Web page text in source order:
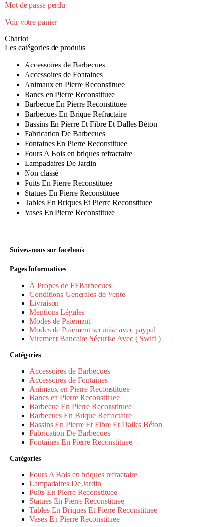
Mot de passe perdu
Voir votre panier
Chariot
Les catégories de produits
Accessoires de Barbecues
Accessoires de Fontaines
Animaux en Pierre Reconstituee
Bancs en Pierre Reconstituee
Barbecue En Pierre Reconstituee
Barbecues En Brique Refractaire
Bassins En Pierre Et Fibre Et Dalles Béton
Fabrication De Barbecues
Fontaines En Pierre Reconstituee
Fours A Bois en briques refractaire
Lampadaires De Jardin
Non classé
Puits En Pierre Reconstituee
Statues En Pierre Reconstituee
Tables En Briques Et Pierre Reconstituee
Vases En Pierre Reconstituee
Suivez-nous sur facebook
Pages Informatives
À Propos de FFBarbecues
Conditions Generales de Vente
Livraison
Mentions Légales
Modes de Paiement
Modes de Paiement securise avec paypal
Virement Bancaire Sécurise Avec ( Swift )
Catégories
Accessoires de Barbecues
Accessoires de Fontaines
Animaux en Pierre Reconstituee
Bancs en Pierre Reconstituee
Barbecue En Pierre Reconstituee
Barbecues En Brique Refractaire
Bassins En Pierre Et Fibre Et Dalles Béton
Fabrication De Barbecues
Fontaines En Pierre Reconstituee
Catégories
Fours A Bois en briques refractaire
Lampadaires De Jardin
Puits En Pierre Reconstituee
Statues En Pierre Reconstituee
Tables En Briques Et Pierre Reconstituee
Vases En Pierre Reconstituee